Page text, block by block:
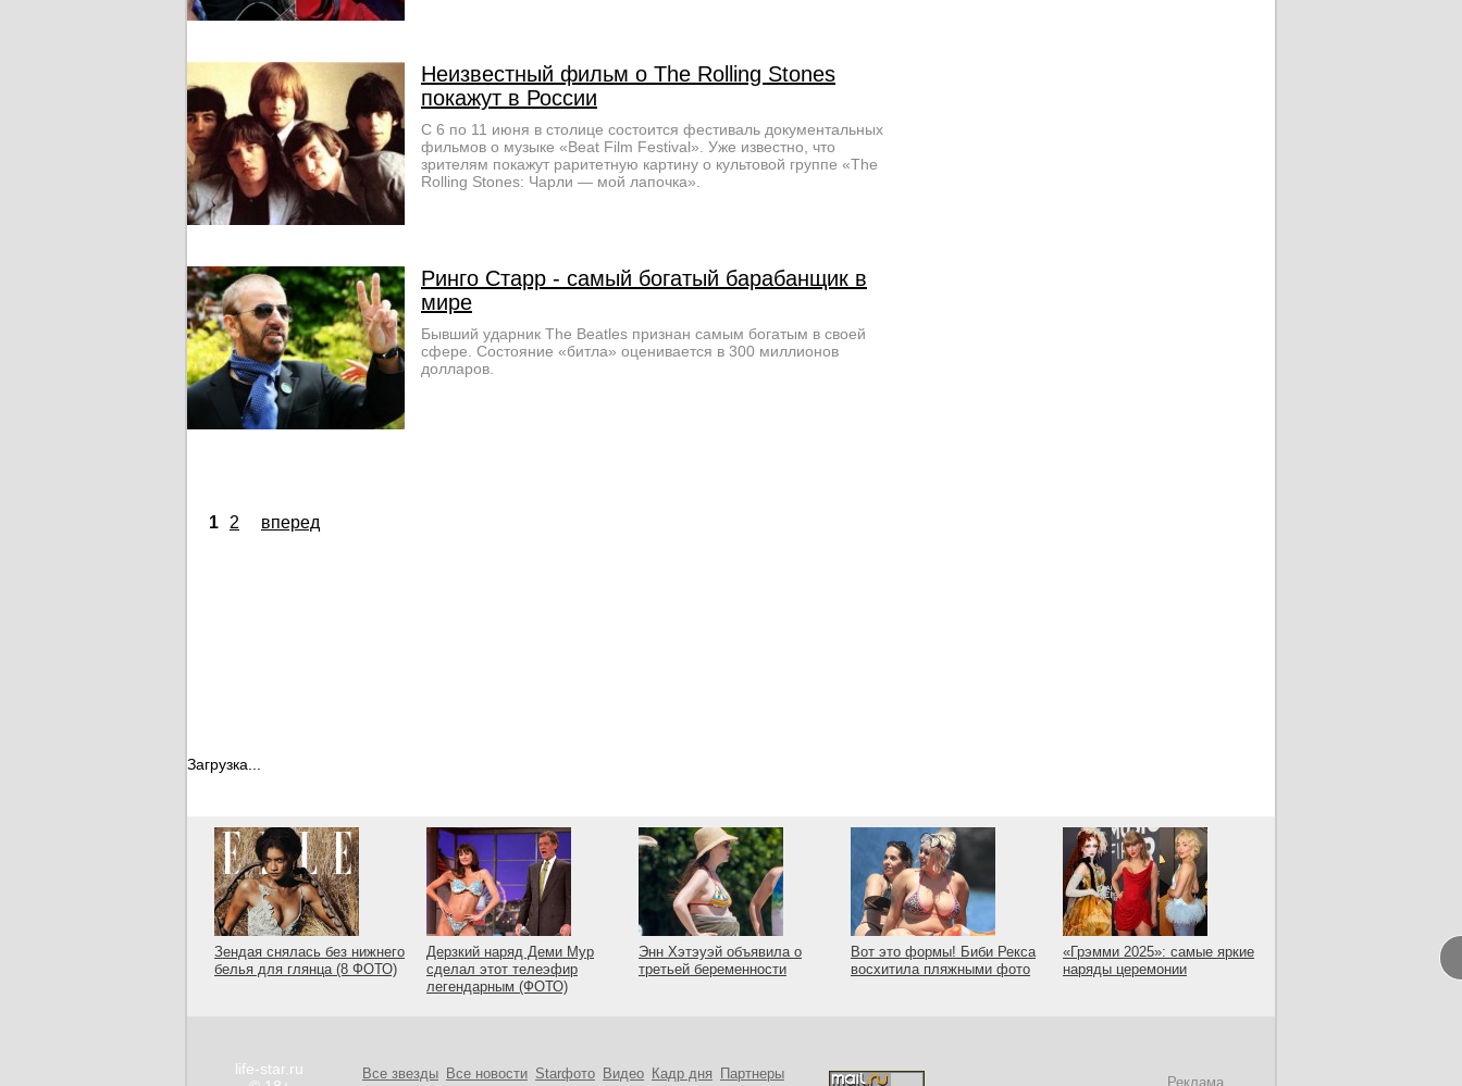
Неизвестный фильм о The Rolling Stones
покажут в России
С 6 по 11 июня в столице состоится фестиваль документальных
фильмов о музыке «Beat Film Festival». Уже известно, что
зрителям покажут раритетную картину о культовой группе «The
Rolling Stones: Чарли — мой лапочка».
Ринго Старр - самый богатый барабанщик в
мире
Бывший ударник The Beatles признан самым богатым в своей
сфере. Состояние «битла» оценивается в 300 миллионов
долларов.
1 2 вперед
Загрузка...
Зендая снялась без нижнего
белья для глянца (8 ФОТО)
Дерзкий наряд Деми Мур
сделал этот телеэфир
легендарным (ФОТО)
Энн Хэтэуэй объявила о
третьей беременности
Вот это формы! Биби Рекса
восхитила пляжными фото
«Грэмми 2025»: самые яркие
наряды церемонии
life-star.ru
Все звезды Все новости Starфото Видео Кадр дня Партнеры
Реклама